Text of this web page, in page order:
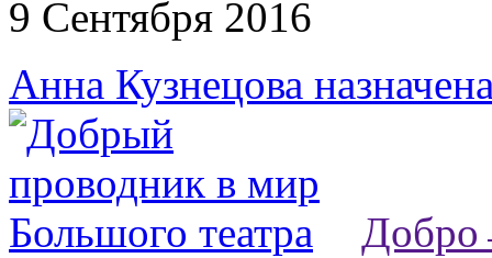
9 Сентября 2016
Анна Кузнецова
Добро